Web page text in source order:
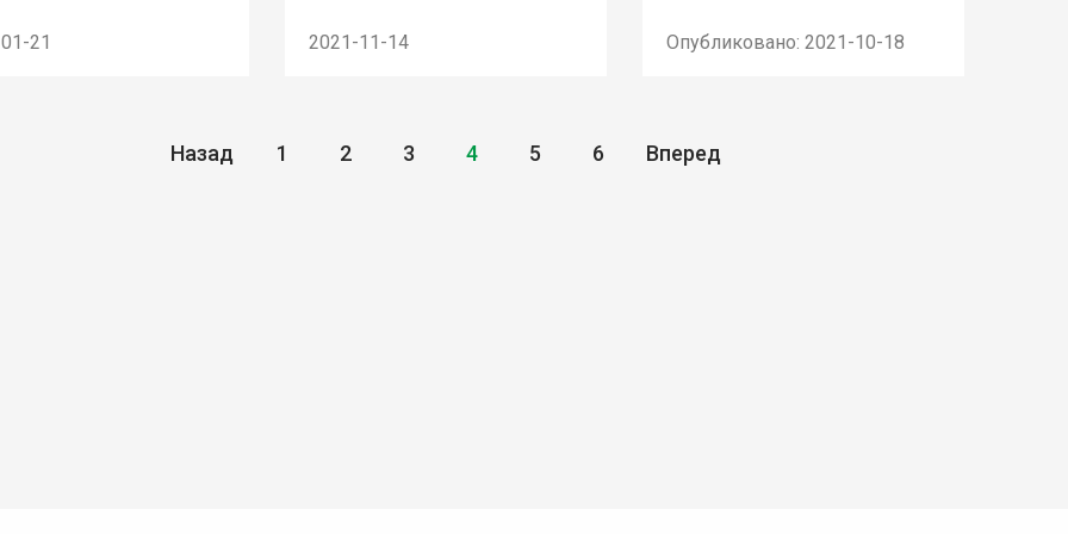
21 2021-11-14 Опубликовано: 2021-10-18
Назад 1 2 3 4 5 6 Вперед